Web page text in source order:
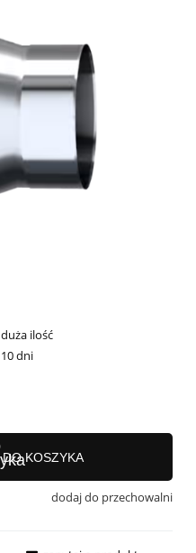
duża ilość
10 dni
DO KOSZYKA
dodaj do przechowalni